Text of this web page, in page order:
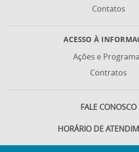
Contatos
ACESSO À
Ações e
Contratos
FALE CONOSCO
HORÁRIO DE